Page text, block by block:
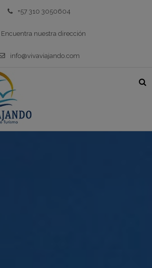
+57 310 3050604
Encuentra nuestra dirección
info@vivaviajando.com